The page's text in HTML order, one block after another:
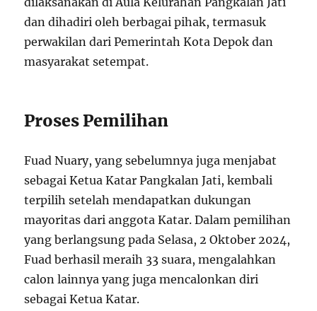
dan dihadiri oleh berbagai pihak, termasuk
perwakilan dari Pemerintah Kota Depok dan
masyarakat setempat.
Proses Pemilihan
Fuad Nuary, yang sebelumnya juga menjabat
sebagai Ketua Katar Pangkalan Jati, kembali
terpilih setelah mendapatkan dukungan
mayoritas dari anggota Katar. Dalam pemilihan
yang berlangsung pada Selasa, 2 Oktober 2024,
Fuad berhasil meraih 33 suara, mengalahkan
calon lainnya yang juga mencalonkan diri
sebagai Ketua Katar.